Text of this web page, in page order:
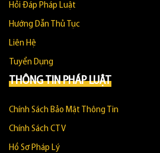
Hỏi Đáp Pháp Luật
Hướng Dẫn Thủ Tục
Liên Hệ
Tuyển Dụng
THÔNG TIN PHÁP LUẬT
Chính Sách Bảo Mật Thông Tin
Chính Sách CTV
Hồ Sơ Pháp Lý